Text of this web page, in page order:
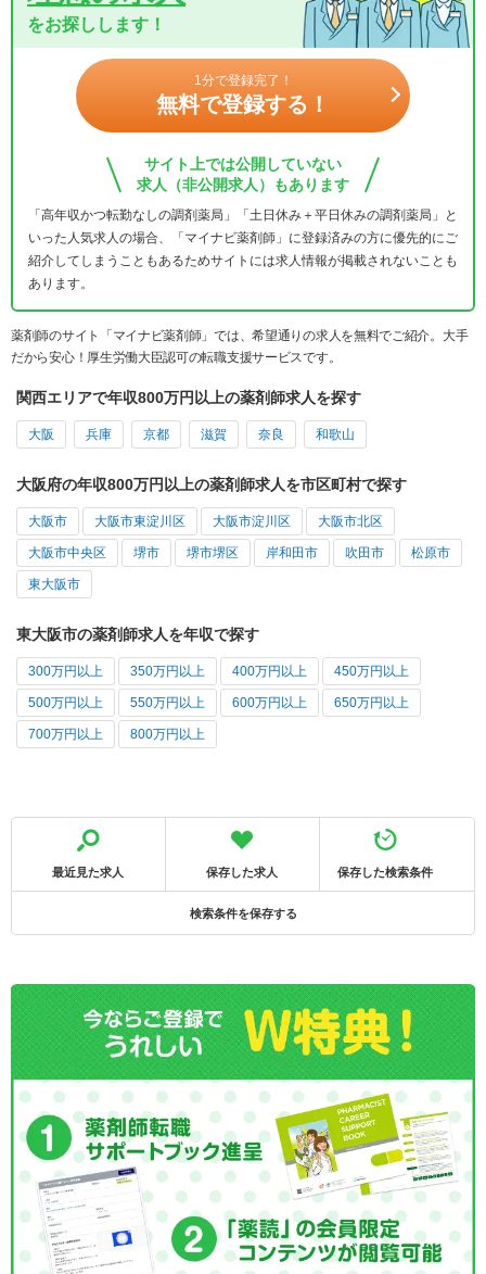
をお探しします！
1分で登録完了！
無料で登録する！
サイト上では公開していない
求人（非公開求人）もあります
「高年収かつ転勤なしの調剤薬局」「土日休み＋平日休みの調剤薬局」と
いった人気求人の場合、「マイナビ薬剤師」に登録済みの方に優先的にご
紹介してしまうこともあるためサイトには求人情報が掲載されないことも
あります。
薬剤師のサイト「マイナビ薬剤師」では、希望通りの求人を無料でご紹介。大手
だから安心！厚生労働大臣認可の転職支援サービスです。
関西エリアで年収800万円以上の薬剤師求人を探す
大阪 兵庫 京都 滋賀 奈良 和歌山
大阪府の年収800万円以上の薬剤師求人を市区町村で探す
大阪市 大阪市東淀川区 大阪市淀川区 大阪市北区
大阪市中央区 堺市 堺市堺区 岸和田市 吹田市 松原市
東大阪市
東大阪市の薬剤師求人を年収で探す
300万円以上 350万円以上 400万円以上 450万円以上
500万円以上 550万円以上 600万円以上 650万円以上
700万円以上 800万円以上
最近見た求人 保存した求人 保存した検索条件
検索条件を保存する